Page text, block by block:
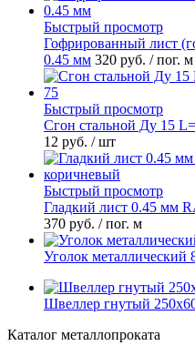
Быстрый просмотр
Гофрированный лист
0.45 мм 320 руб. / пог. м
Быстрый просмотр
Сгон стальной Ду 15
12 руб. / шт
Быстрый просмотр
Гладкий лист 0.45 мм
370 руб. / пог. м
Уголок металлический
Швеллер гнутый
Каталог металлопроката